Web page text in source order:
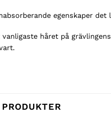
egenskaper
håret på